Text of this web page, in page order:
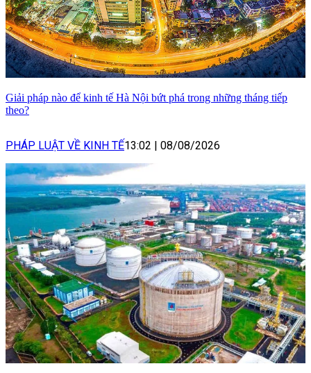
Giải pháp nào để kinh tế Hà Nội bứt phá trong những tháng tiếp
theo?
PHÁP LUẬT VỀ KINH TẾ13:02 | 08/08/2026